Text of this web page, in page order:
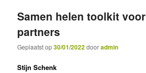
Samen helen toolkit voor
partners
Geplaatst op30/01/2022dooradmin
Stijn Schenk